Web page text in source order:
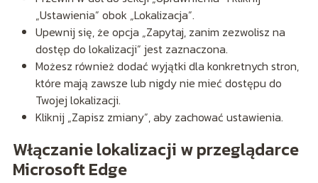
„Ustawienia” obok „Lokalizacja”.
Upewnij się, że opcja „Zapytaj, zanim zezwolisz na
dostęp do lokalizacji” jest zaznaczona.
Możesz również dodać wyjątki dla konkretnych stron,
które mają zawsze lub nigdy nie mieć dostępu do
Twojej lokalizacji.
Kliknij „Zapisz zmiany”, aby zachować ustawienia.
Włączanie lokalizacji w przeglądarce
Microsoft Edge